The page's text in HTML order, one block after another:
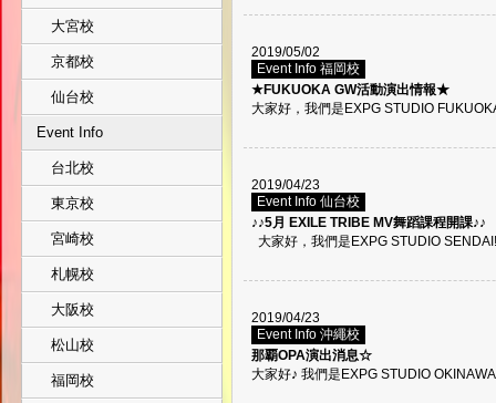
大宮校
京都校
仙台校
Event Info
台北校
東京校
宮崎校
札幌校
大阪校
松山校
福岡校
2019/05/02
Event Info 福岡校
★FUKUOKA GW活動演出情報★
大家好，我們是EXPG STUDIO
2019/04/23
Event Info 仙台校
♪♪5月 EXILE TRIBE MV舞蹈課程開課♪♪
大家好，我們是EXPG STUDIO
2019/04/23
Event Info 沖繩校
那覇OPA演出消息☆
大家好♪ 我們是EXPG STUDIO